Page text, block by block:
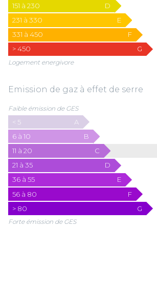
151 à 230
D
231 à 330
E
331 à 450
F
> 450
G
Logement energivore
Emission de gaz à effet de serre
Faible émission de GES
< 5
A
6 à 10
B
11 à 20
C
21 à 35
D
36 à 55
E
56 à 80
F
> 80
G
Forte émission de GES